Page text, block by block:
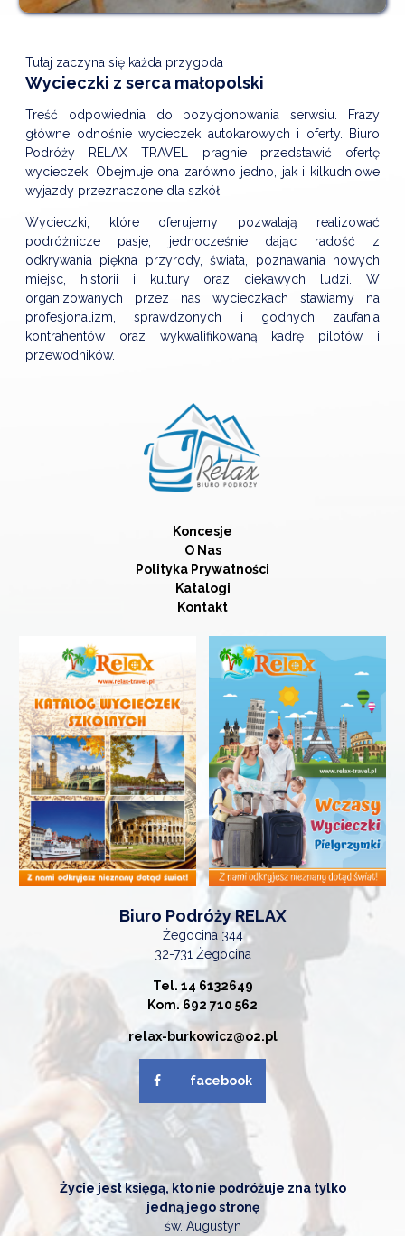
Biuro Podróży RELAX
Żegocina 344
32-731 Żegocina
Tel. 14 6132649
Kom. 692 710 562
relax-burkowicz@o2.pl
facebook
Koncesje
O Nas
Polityka Prywatności
Katalogi
Kontakt
Tutaj zaczyna się każda przygoda
Wycieczki z serca małopolski
Treść odpowiednia do pozycjonowania serwsiu. Frazy
główne odnośnie wycieczek autokarowych i oferty. Biuro
Podróży RELAX TRAVEL pragnie przedstawić ofertę
wycieczek. Obejmuje ona zarówno jedno, jak i kilkudniowe
wyjazdy przeznaczone dla szkół.
Wycieczki, które oferujemy pozwalają realizować
podróżnicze pasje, jednocześnie dając radość z
odkrywania piękna przyrody, świata, poznawania nowych
miejsc, historii i kultury oraz ciekawych ludzi. W
organizowanych przez nas wycieczkach stawiamy na
profesjonalizm, sprawdzonych i godnych zaufania
kontrahentów oraz wykwalifikowaną kadrę pilotów i
przewodników.
Życie jest księgą, kto nie podróżuje zna tylko
jedną jego stronę
św. Augustyn